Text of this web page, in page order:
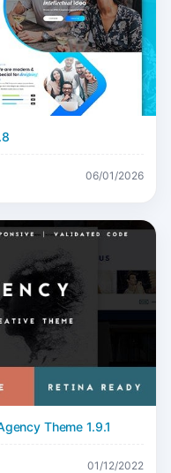
06/01/2026
Theme 1.9.1
01/12/2022